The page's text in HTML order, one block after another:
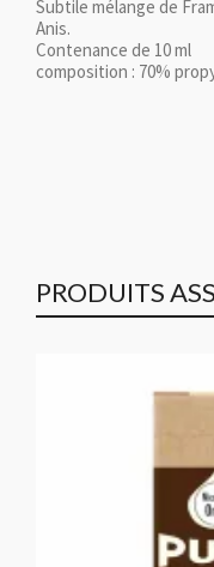
Subtile mélange de
Anis.
Contenance de 10 ml
composition : 70%
PRODUITS